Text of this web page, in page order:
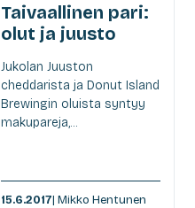
Taivaallinen pari:
olut ja juusto
Jukolan Juuston
cheddarista ja Donut Island
Brewingin oluista syntyy
makupareja,...
15.6.2017| Mikko Hentunen